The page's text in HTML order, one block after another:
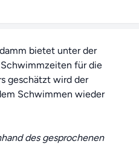
bietet unter der
für die
geschätzt wird der
Schwimmen wieder
des gesprochenen